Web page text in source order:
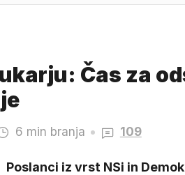
Čas za
6 min branja 109
Poslanci iz vrst NSi in